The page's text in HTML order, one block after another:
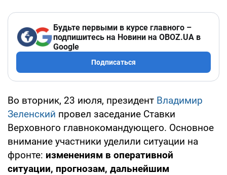
Будьте первыми в курсе главного –
подпишитесь на Новини на OBOZ.UA в
Google
Подписаться
Во вторник, 23 июля, президент Владимир
Зеленский провел заседание Ставки
Верховного главнокомандующего. Основное
внимание участники уделили ситуации на
фронте: изменениям в оперативной
ситуации, прогнозам, дальнейшим